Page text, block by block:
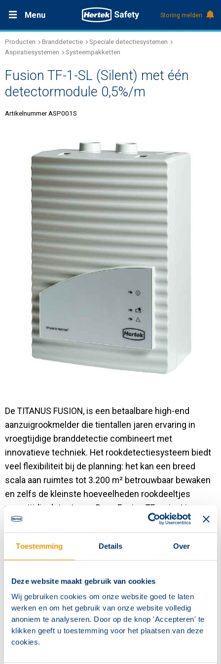
Toestemming Details Over
Deze website maakt gebruik van cookies
Wij gebruiken cookies om onze website goed te laten
werken en om het gebruik van onze website volledig
anoniem te analyseren. Door op de knop 'Accepteren' te
klikken geeft u toestemming voor het plaatsen van deze
cookies.
Menu
Oplossingen
Producten
Over Hertek
Werken bij Hertek
Contact
Storing melden
Productdocumentatie (DMS)
+31 (0)495 584111
Producten Branddetectie
Speciale detectiesystemen
Aspiratiesystemen
Systeempakketten
Fusion TF-1-SL (Silent) met één
detectormodule 0,5%/m
Artikelnummer ASP001S
De TITANUS FUSION, is een betaalbare high-end
aanzuigrookmelder die tientallen jaren ervaring in
vroegtijdige branddetectie combineert met
innovatieve techniek. Het rookdetectiesysteem biedt
veel flexibiliteit bij de planning: het kan een breed
scala aan ruimtes tot 3.200 m² betrouwbaar bewaken
en zelfs de kleinste hoeveelheden rookdeeltjes
vroegtijdig detecteren. Deze Fusion TF variant is
uitgerust met één detectormodule 0,5%/m en is
geschikt voor stille omgevingen waar het geluid
gereduceerd moet worden, voor bijv. liftschachten,
atriums, kleinere hoge ruimten, lokale detectie, etc.
Detectormodule die voldoet aan de klassen A, B
en C in overeenstemming met EN 54-20
Geschikt voor stille omgevingen waar het geluid
gereduceerd moet worden, (23 dB (A) en hoger)